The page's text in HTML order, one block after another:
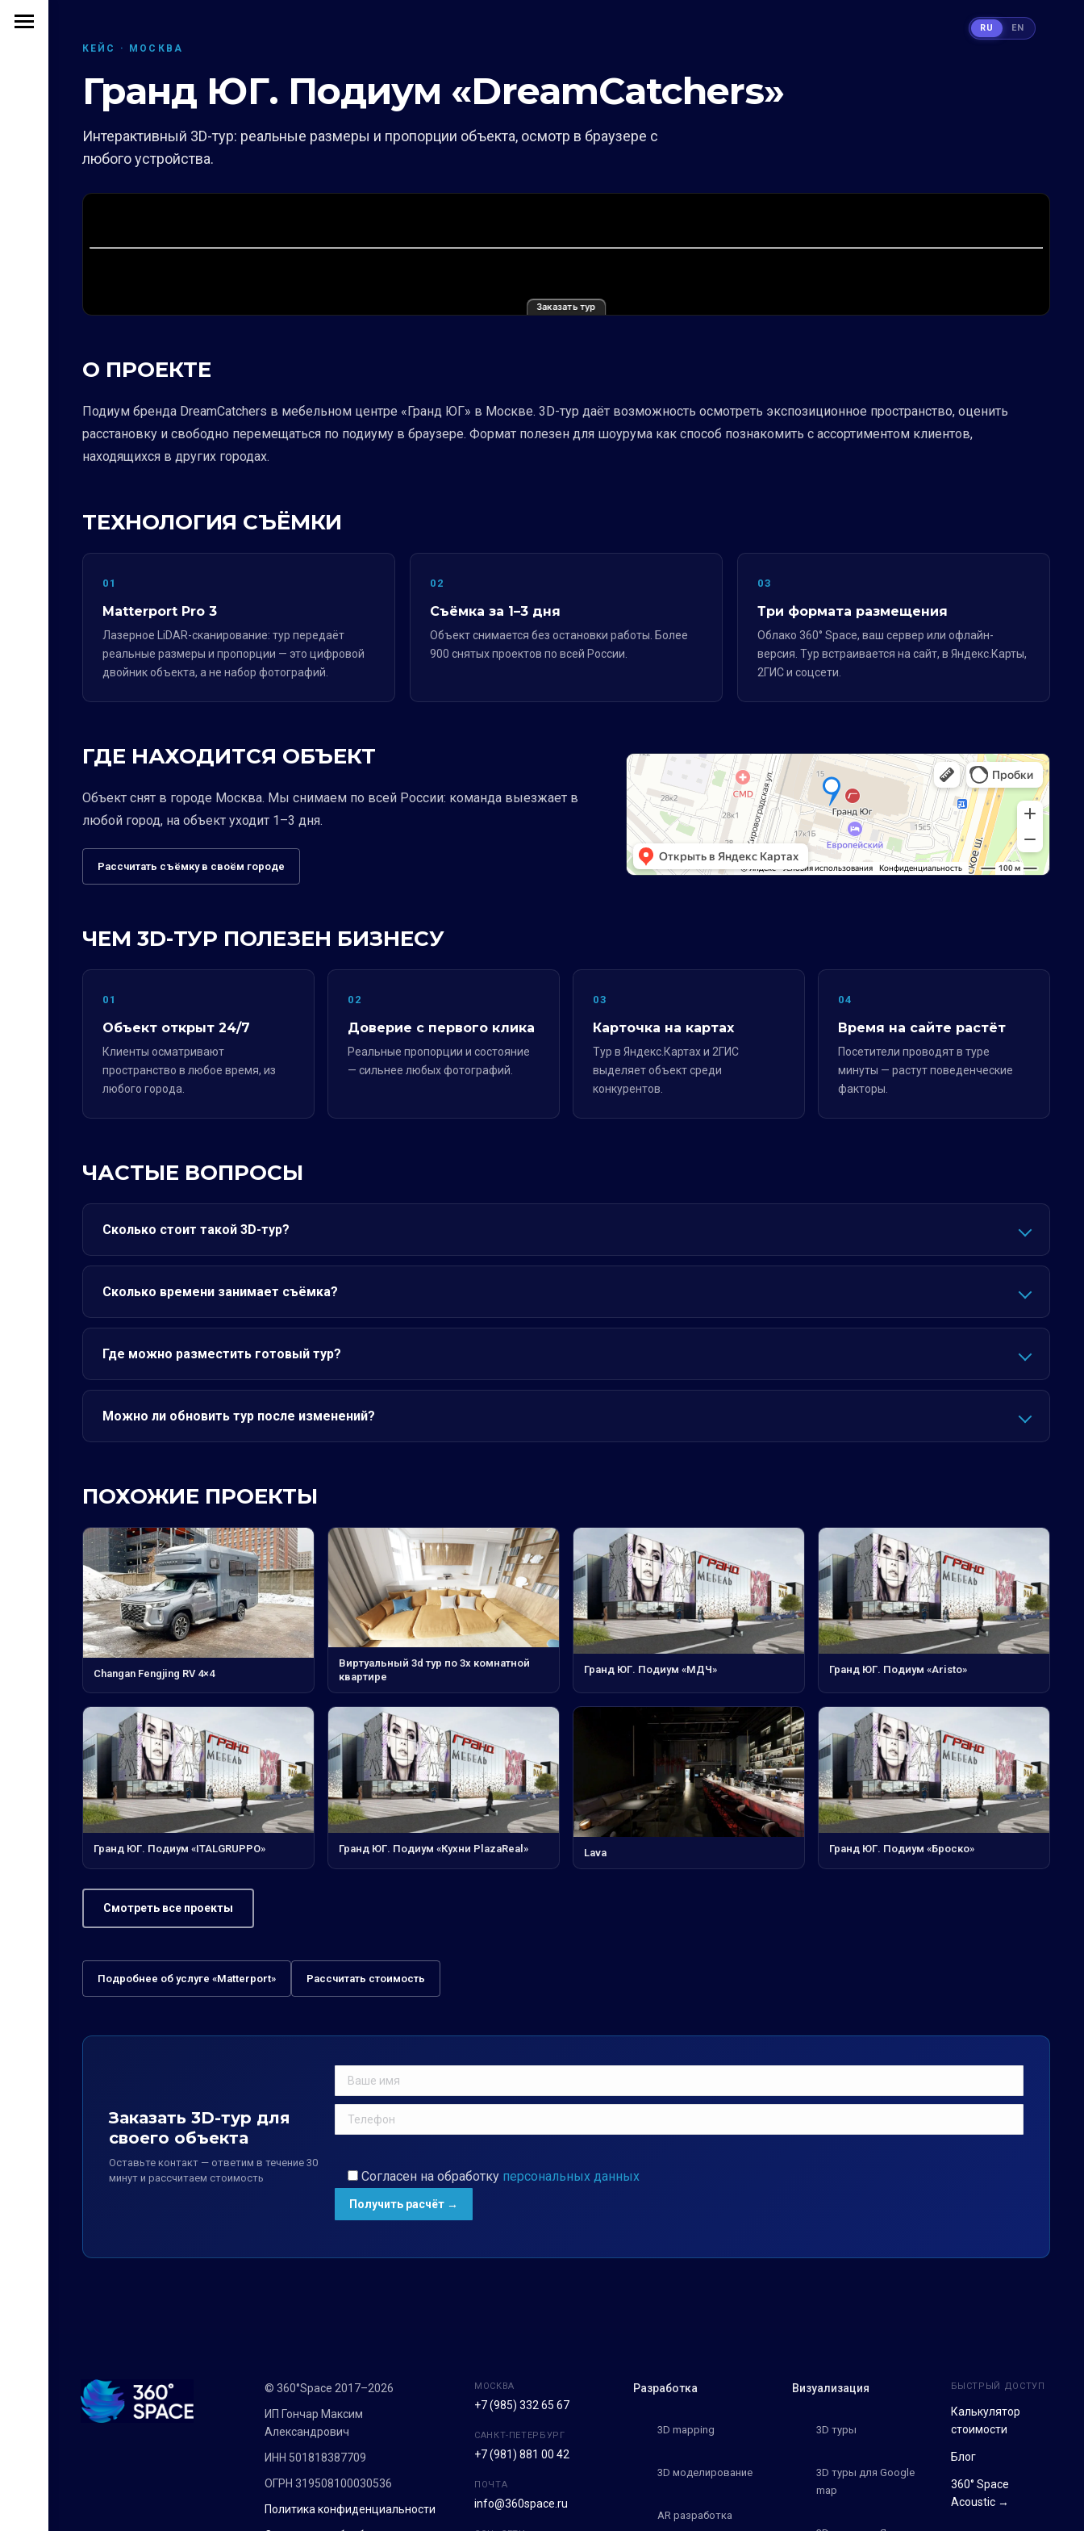
КЕЙС · МОСКВА
Гранд ЮГ. Подиум «DreamCatchers»
Интерактивный 3D-тур: реальные размеры и пропорции объекта, осмотр в браузере с
любого устройства.
Заказать тур
О ПРОЕКТЕ
Подиум бренда DreamCatchers в мебельном центре «Гранд ЮГ» в Москве. 3D-тур даёт возможность осмотреть экспозиционное пространство, оценить
расстановку и свободно перемещаться по подиуму в браузере. Формат полезен для шоурума как способ познакомить с ассортиментом клиентов,
находящихся в других городах.
ТЕХНОЛОГИЯ СЪЁМКИ
01
Matterport Pro 3
Лазерное LiDAR-сканирование: тур передаёт
реальные размеры и пропорции — это цифровой
двойник объекта, а не набор фотографий.
02
Съёмка за 1–3 дня
Объект снимается без остановки работы. Более
900 снятых проектов по всей России.
03
Три формата размещения
Облако 360° Space, ваш сервер или офлайн-
версия. Тур встраивается на сайт, в Яндекс.Карты,
2ГИС и соцсети.
ГДЕ НАХОДИТСЯ ОБЪЕКТ
Объект снят в городе Москва. Мы снимаем по всей России: команда выезжает в
любой город, на объект уходит 1–3 дня.
Рассчитать съёмку в своём городе
ЧЕМ 3D-ТУР ПОЛЕЗЕН БИЗНЕСУ
01
Объект открыт 24/7
Клиенты осматривают
пространство в любое время, из
любого города.
02
Доверие с первого клика
Реальные пропорции и состояние
— сильнее любых фотографий.
03
Карточка на картах
Тур в Яндекс.Картах и 2ГИС
выделяет объект среди
конкурентов.
04
Время на сайте растёт
Посетители проводят в туре
минуты — растут поведенческие
факторы.
ЧАСТЫЕ ВОПРОСЫ
Сколько стоит такой 3D-тур?
Сколько времени занимает съёмка?
Где можно разместить готовый тур?
Можно ли обновить тур после изменений?
ПОХОЖИЕ ПРОЕКТЫ
Changan Fengjing RV 4×4
Виртуальный 3d тур по 3х комнатной
квартире
Гранд ЮГ. Подиум «МДЧ» Гранд ЮГ. Подиум «Aristo»
Гранд ЮГ. Подиум «ITALGRUPPO» Гранд ЮГ. Подиум «Кухни PlazaReal» Lava Гранд ЮГ. Подиум «Броско»
Смотреть все проекты
Подробнее об услуге «Matterport» Рассчитать стоимость
Заказать 3D-тур для
своего объекта
Оставьте контакт — ответим в течение 30
минут и рассчитаем стоимость
Согласен на обработку персональных данных
© 360°Space 2017–2026
ИП Гончар Максим
Александрович
ИНН 501818387709
ОГРН 319508100030536
Политика конфиденциальности
МОСКВА
+7 (985) 332 65 67
САНКТ-ПЕТЕРБУРГ
+7 (981) 881 00 42
ПОЧТА
info@360space.ru
Разработка
3D mapping
3D моделирование
AR разработка
Визуализация
3D туры
3D туры для Google
map
БЫСТРЫЙ ДОСТУП
Калькулятор
стоимости
Блог
360° Space
Acoustic →
RU EN